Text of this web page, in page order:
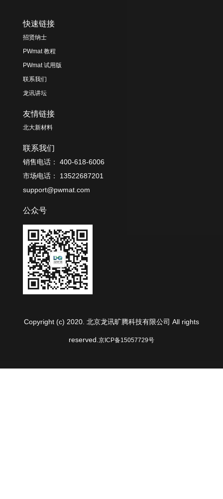
快速链接
招贤纳士
PWmat 教程
PWmat 试用版
联系我们
龙讯讲坛
友情链接
北大新材料
联系我们
销售电话： 400-618-6006
市场电话： 13522687201
support@pwmat.com
公众号
Copyright (c) 2020. 北京龙讯旷腾科技有限公司 All rights
reserved.京ICP备15057729号